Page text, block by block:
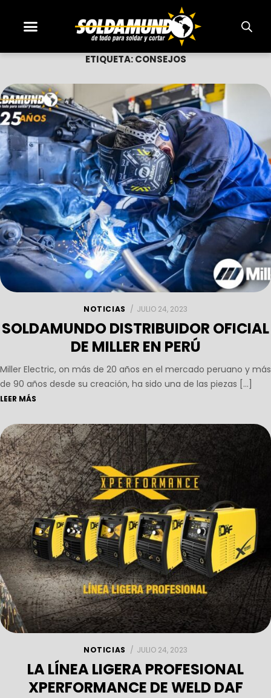
ETIQUETA:CONSEJOS
NOTICIAS JULIO 24, 2023
SOLDAMUNDO DISTRIBUIDOR OFICIAL
DE MILLER EN PERÚ
Miller Electric, on más de 20 años en el mercado peruano y más
de 90 años desde su creación, ha sido una de las piezas […]
LEER MÁS
NOTICIAS JULIO 24, 2023
LA LÍNEA LIGERA PROFESIONAL
XPERFORMANCE DE WELD DAF